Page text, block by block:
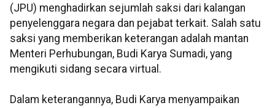
(JPU) menghadirkan sejumlah saksi dari kalangan
penyelenggara negara dan pejabat terkait. Salah satu
saksi yang memberikan keterangan adalah mantan
Menteri Perhubungan, Budi Karya Sumadi, yang
mengikuti sidang secara virtual.
Dalam keterangannya, Budi Karya menyampaikan